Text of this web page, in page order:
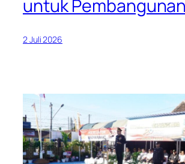
untuk
2 Juli 2026